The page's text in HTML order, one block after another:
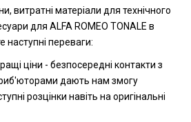
витратні матеріали для технічного
для ALFA ROMEO TONALE в
наступні переваги:
ціни - безпосередні контакти з
дають нам змогу
розцінки навіть на оригінальні